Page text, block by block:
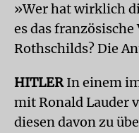
»Wer hat wirklich
es das
Rothschilds? Die
HITLERIn einem
mit Ronald Lauder
diesen davon zu